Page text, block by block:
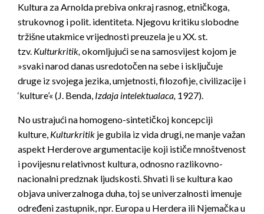
Kultura za Arnolda prebiva onkraj rasnog, etničkoga,
strukovnog i polit. identiteta. Njegovu kritiku slobodne
tržišne utakmice vrijednosti preuzela je u XX. st.
tzv. Kulturkritik, okomljujući se na samosvijest kojom je
»svaki narod danas usredotočen na sebe i isključuje
druge iz svojega jezika, umjetnosti, filozofije, civilizacije i
‘kulture’« (J. Benda, Izdaja intelektualaca, 1927).
No ustrajući na homogeno-sintetičkoj koncepciji
kulture, Kulturkritik je gubila iz vida drugi, ne manje važan
aspekt Herderove argumentacije koji ističe mnoštvenost
i povijesnu relativnost kultura, odnosno razlikovno-
nacionalni predznak ljudskosti. Shvati li se kultura kao
objava univerzalnoga duha, toj se univerzalnosti imenuje
određeni zastupnik, npr. Europa u Herdera ili Njemačka u